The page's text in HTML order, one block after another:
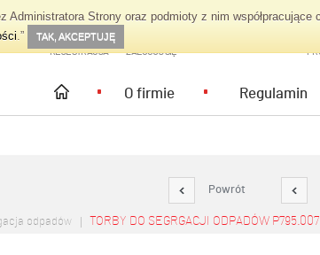
Strony oraz podmioty z nim
.” TAK, AKCEPTUJĘ
TWOJE KONTO
REJESTRACJA ZALOGUJ SIĘ
O firmie Regulamin
Powrót
odpadów TORBY DO SEGRGACJI ODPADÓW P795.007